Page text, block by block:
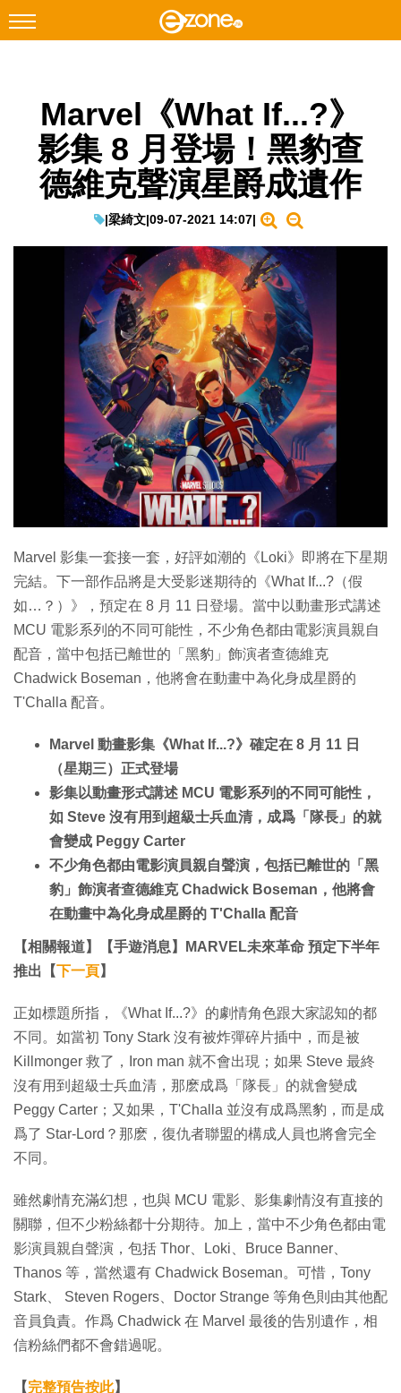
Facebook Instagram
科技焦點
網絡生活
教學評測
生成式AI與雲端應用
Enterprise Digital Transformation
Marvel《What If...?》
影集 8 月登場！黑豹查
德維克聲演星爵成遺作
|梁綺文|09-07-2021 14:07|
Marvel 影集一套接一套，好評如潮的《Loki》即將在下星期
完結。下一部作品將是大受影迷期待的《What If...?（假
如…？）》，預定在 8 月 11 日登場。當中以動畫形式講述
MCU 電影系列的不同可能性，不少角色都由電影演員親自
配音，當中包括已離世的「黑豹」飾演者查德維克
Chadwick Boseman，他將會在動畫中為化身成星爵的
T'Challa 配音。
Marvel 動畫影集《What If...?》確定在 8 月 11 日
（星期三）正式登場
影集以動畫形式講述 MCU 電影系列的不同可能性，
如 Steve 沒有用到超級士兵血清，成爲「隊長」的就
會變成 Peggy Carter
不少角色都由電影演員親自聲演，包括已離世的「黑
豹」飾演者查德維克 Chadwick Boseman，他將會
在動畫中為化身成星爵的 T'Challa 配音
【相關報道】【手遊消息】MARVEL未來革命 預定下半年
推出【下一頁】
正如標題所指，《What If...?》的劇情角色跟大家認知的都
不同。如當初 Tony Stark 沒有被炸彈碎片插中，而是被
Killmonger 救了，Iron man 就不會出現；如果 Steve 最終
沒有用到超級士兵血清，那麽成爲「隊長」的就會變成
Peggy Carter；又如果，T'Challa 並沒有成爲黑豹，而是成
爲了 Star-Lord？那麽，復仇者聯盟的構成人員也將會完全
不同。
雖然劇情充滿幻想，也與 MCU 電影、影集劇情沒有直接的
關聯，但不少粉絲都十分期待。加上，當中不少角色都由電
影演員親自聲演，包括 Thor、Loki、Bruce Banner、
Thanos 等，當然還有 Chadwick Boseman。可惜，Tony
Stark、 Steven Rogers、Doctor Strange 等角色則由其他配
音員負責。作爲 Chadwick 在 Marvel 最後的告別遺作，相
信粉絲們都不會錯過呢。
【完整預告按此】